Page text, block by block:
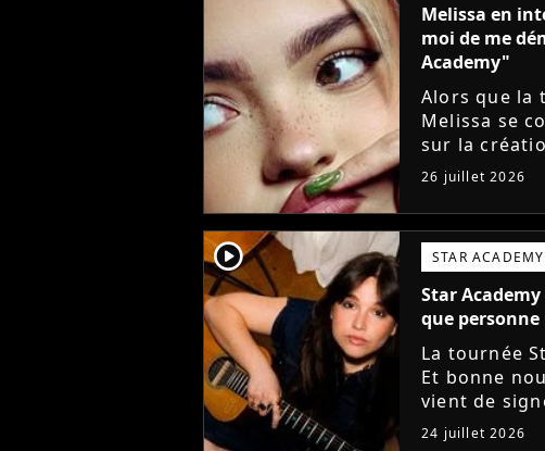
Melissa en
moi de me
Academy"
Alors que la
Melissa se
sur la
(j'crois), son
Star
26 juillet 2026
player2 STAR ACADEMY
Star
que
La tournée
Et bonne
vient de
musique en
24 juillet 2026